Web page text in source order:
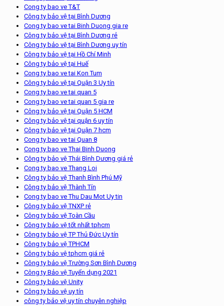
Cong ty bao ve T&T
Công ty bảo vệ tại Bình Dương
Cong ty bao ve tai Binh Duong gia re
Công ty bảo vệ tại Bình Dương rẻ
Công ty bảo vệ tại Bình Dương uy tín
Công ty bảo vệ tại Hồ Chí Minh
Công ty bảo vệ tại Huế
Cong ty bao ve tai Kon Tum
Công ty bảo vệ tại Quận 3 Uy tín
Cong ty bao ve tai quan 5
Cong ty bao ve tai quan 5 gia re
Công ty bảo vệ tại Quận 5 HCM
Công ty bảo vệ tại quận 6 uy tín
Công ty bảo vệ tại Quận 7 hcm
Cong ty bao ve tai Quan 8
Cong ty bao ve Thai Binh Duong
Công ty bảo vệ Thái Bình Dương giá rẻ
Cong ty bao ve Thang Loi
Công ty bảo vệ Thanh Bình Phú Mỹ
Công ty bảo vệ Thành Tín
Cong ty bao ve Thu Dau Mot Uy tin
Công ty bảo vệ TNXP rẻ
Công ty bảo vệ Toàn Cầu
Công ty bảo vệ tốt nhất tphcm
Công ty bảo vệ TP Thủ Đức Uy tín
Công ty bảo vệ TPHCM
Công ty bảo vệ tphcm giá rẻ
Công ty bảo vệ Trường Sơn Bình Dương
Công ty Bảo vệ Tuyển dụng 2021
Công ty bảo vệ Unity
Công ty bảo vệ uy tín
công ty bảo vệ uy tín chuyên nghiệp